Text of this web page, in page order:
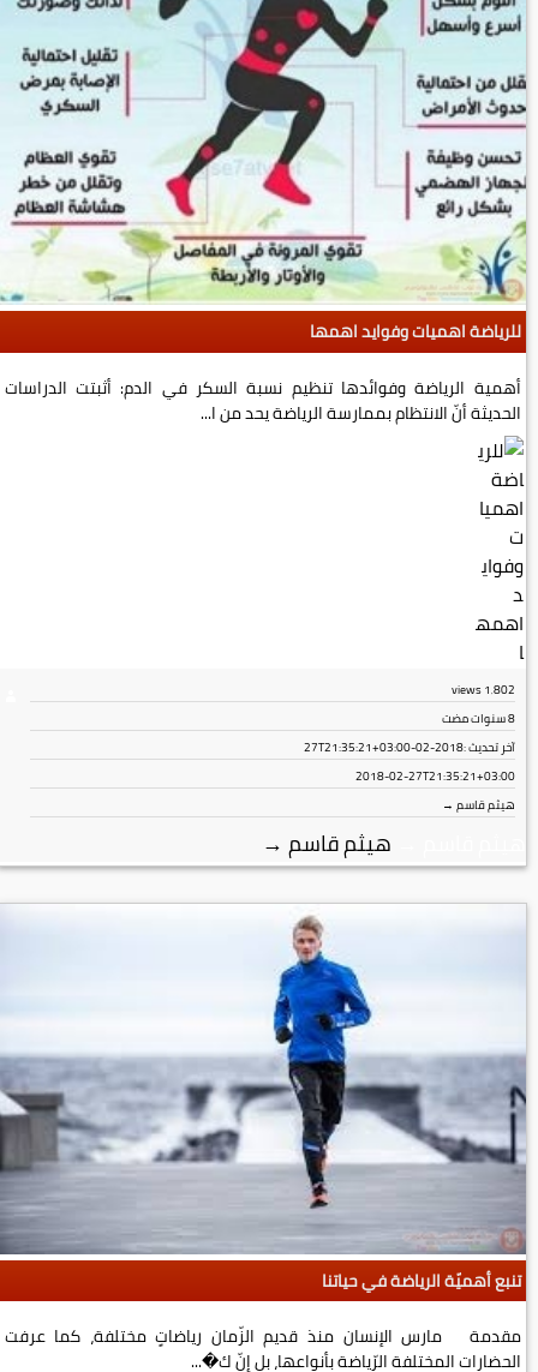
للرياضة اهميات وفوايد اهمها
أهمية الرياضة وفوائدها تنظيم نسبة السكر في الدم: أثبتت الدراسات
الحديثة أنّ الانتظام بممارسة الرياضة يحد من ا...
1٬802
8 سنوات مضت
آخر تحديث :2018-02-27T21:35:21+03:00
2018-02-27T21:35:21+03:00
هيثم قاسم →
هيثم قاسم →
تنبع أهميّة الرياضة في حياتنا
مقدمة مارس الإنسان منذ قديم الزّمان رياضاتٍ مختلفة، كما عرفت
الحضارات المختلفة الرّياضة بأنواعها، بل إنّ ك�...